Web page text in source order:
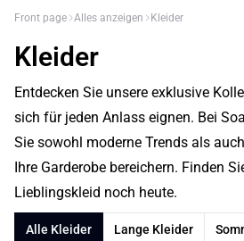
Front page Alles anzeigen Kleider
Kleider
Entdecken Sie unsere exklusive
sich für jeden Anlass eignen. Bei
Sie sowohl moderne Trends als
Ihre Garderobe bereichern. Finden
Lieblingskleid noch heute.
Alle Kleider Lange Kleider